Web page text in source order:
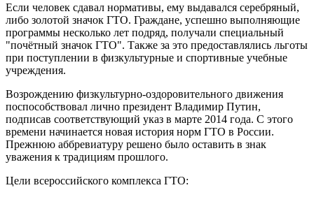
Если человек сдавал нормативы, ему выдавался серебряный,
либо золотой значок ГТО. Граждане, успешно выполняющие
программы несколько лет подряд, получали специальный
"почётный значок ГТО". Также за это предоставлялись льготы
при поступлении в физкультурные и спортивные учебные
учреждения.
Возрождению физкультурно-оздоровительного движения
поспособствовал лично президент Владимир Путин,
подписав соответствующий указ в марте 2014 года. С этого
времени начинается новая история норм ГТО в России.
Прежнюю аббревиатуру решено было оставить в знак
уважения к традициям прошлого.
Цели всероссийского комплекса ГТО: